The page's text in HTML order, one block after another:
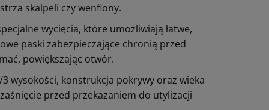
skalpeli czy wenflony.
wycięcia, które umożliwiają łatwe,
paski zabezpieczające chronią przed
powiększając otwór.
wysokości, konstrukcja pokrywy oraz wieka
przed przekazaniem do utylizacji